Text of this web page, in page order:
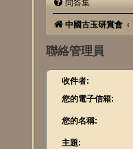
問答集
中國古玉研賞會
聯絡管理員
收件者:
您的電子信箱:
您的名稱:
主題: